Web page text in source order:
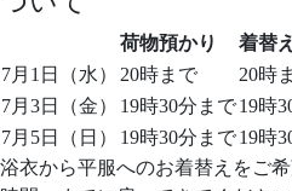
荷物預かり 着替
7月1日（水）
20時まで 20時
7月3日（金）
19時30分まで19時
7月5日（日）
19時30分まで19時
浴衣から平服へのお着替えをご